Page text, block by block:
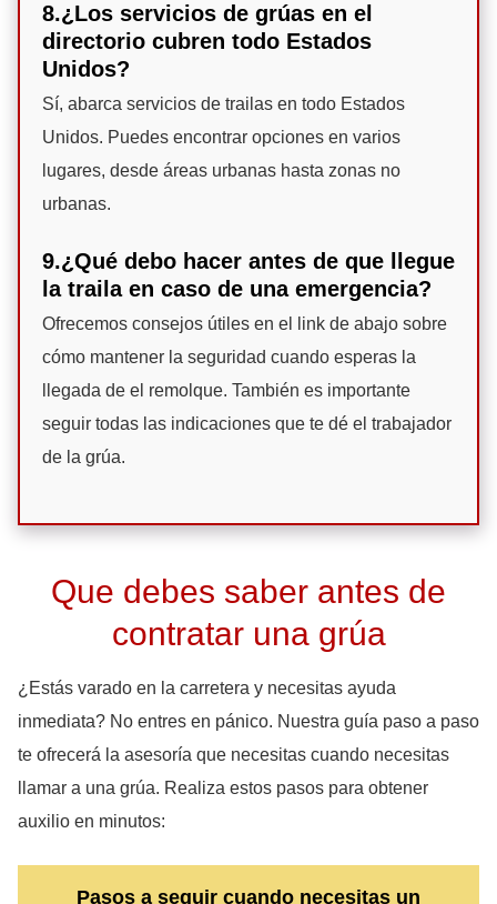
8.¿Los servicios de grúas en el
directorio cubren todo Estados
Unidos?
Sí, abarca servicios de trailas en todo Estados
Unidos. Puedes encontrar opciones en varios
lugares, desde áreas urbanas hasta zonas no
urbanas.
9.¿Qué debo hacer antes de que llegue
la traila en caso de una emergencia?
Ofrecemos consejos útiles en el link de abajo sobre
cómo mantener la seguridad cuando esperas la
llegada de el remolque. También es importante
seguir todas las indicaciones que te dé el trabajador
de la grúa.
Que debes saber antes de
contratar una grúa
¿Estás varado en la carretera y necesitas ayuda
inmediata? No entres en pánico. Nuestra guía paso a paso
te ofrecerá la asesoría que necesitas cuando necesitas
llamar a una grúa. Realiza estos pasos para obtener
auxilio en minutos:
Pasos a seguir cuando necesitas un